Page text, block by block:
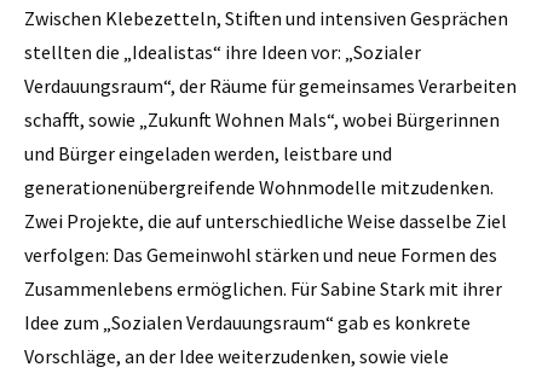
Zwischen Klebezetteln, Stiften und intensiven Gesprächen
stellten die „Idealistas“ ihre Ideen vor: „Sozialer
Verdauungsraum“, der Räume für gemeinsames Verarbeiten
schafft, sowie „Zukunft Wohnen Mals“, wobei Bürgerinnen
und Bürger eingeladen werden, leistbare und
generationenübergreifende Wohnmodelle mitzudenken.
Zwei Projekte, die auf unterschiedliche Weise dasselbe Ziel
verfolgen: Das Gemeinwohl stärken und neue Formen des
Zusammenlebens ermöglichen. Für Sabine Stark mit ihrer
Idee zum „Sozialen Verdauungsraum“ gab es konkrete
Vorschläge, an der Idee weiterzudenken, sowie viele